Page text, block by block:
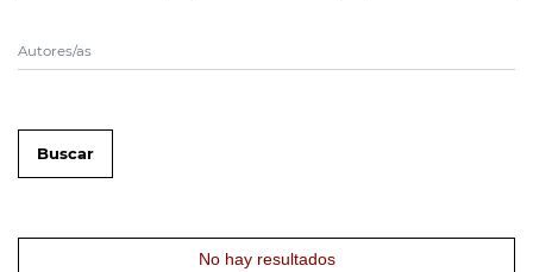
Buscar
No hay resultados